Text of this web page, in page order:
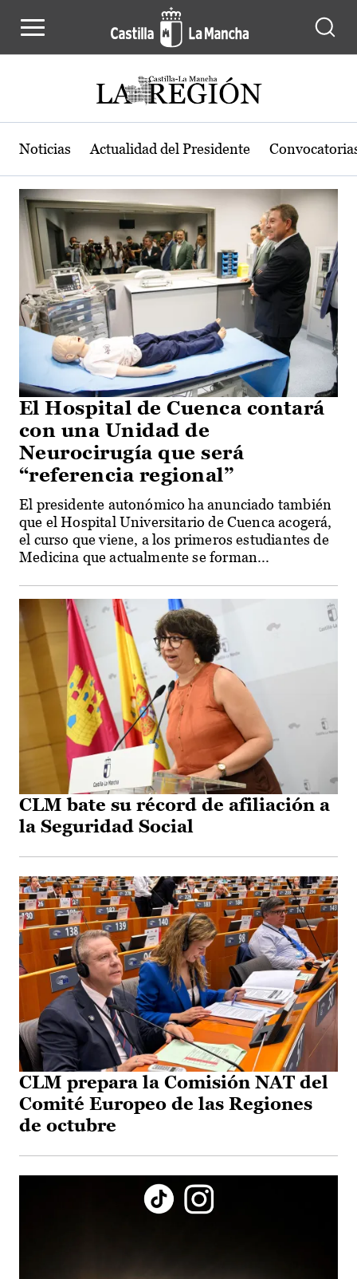
Actualidad de la región de Castilla-
Noticias Actualidad del Presidente
El Hospital de Cuenca contará
con una Unidad de
Neurocirugía que será
“referencia regional”
El presidente autonómico ha anunciado también
que el Hospital Universitario de Cuenca acogerá,
el curso que viene, a los primeros estudiantes de
Medicina que actualmente se forman...
CLM bate su récord de afiliación a
la Seguridad Social
CLM prepara la Comisión NAT del
Comité Europeo de las Regiones
de octubre